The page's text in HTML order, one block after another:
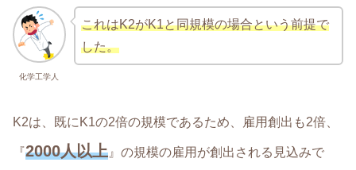
化学工学人
これはK2がK1と同規模の場合という前提で
した。
K2は、既にK1の2倍の規模であるため、雇用創出も2倍、
『2000人以上 』の規模の雇用が創出される見込みで